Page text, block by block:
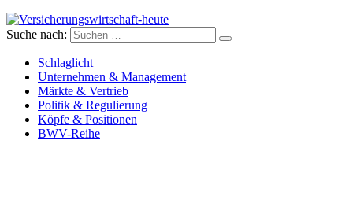
Versicherungswirtschaft-heute
Suche nach:
Schlaglicht
Unternehmen & Management
Märkte & Vertrieb
Politik & Regulierung
Köpfe & Positionen
BWV-Reihe